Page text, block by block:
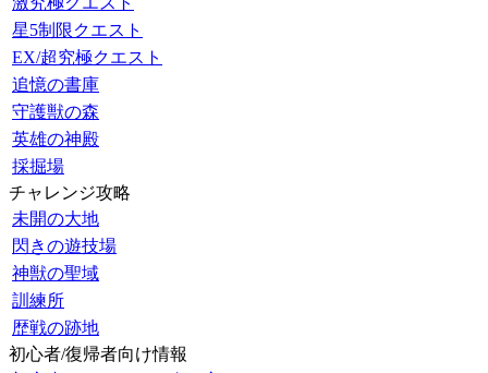
星5制限クエスト
EX/超究極クエスト
追憶の書庫
守護獣の森
英雄の神殿
採掘場
チャレンジ攻略
未開の大地
閃きの遊技場
神獣の聖域
訓練所
歴戦の跡地
初心者/復帰者向け情報